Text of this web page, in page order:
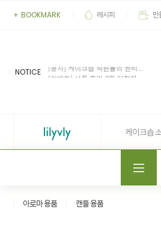
+ BOOKMARK 레시피 만
NOTICE
[이벤트] 상품 후기 7월 당첨자...
케이크솝
아로마 용품 캔들 용품